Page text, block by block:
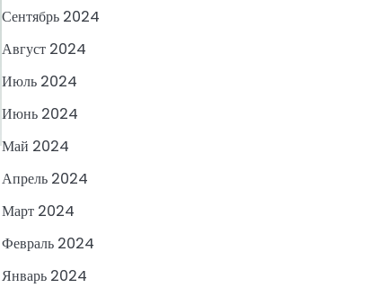
Сентябрь 2024
Август 2024
Июль 2024
Июнь 2024
Май 2024
Апрель 2024
Март 2024
Февраль 2024
Январь 2024